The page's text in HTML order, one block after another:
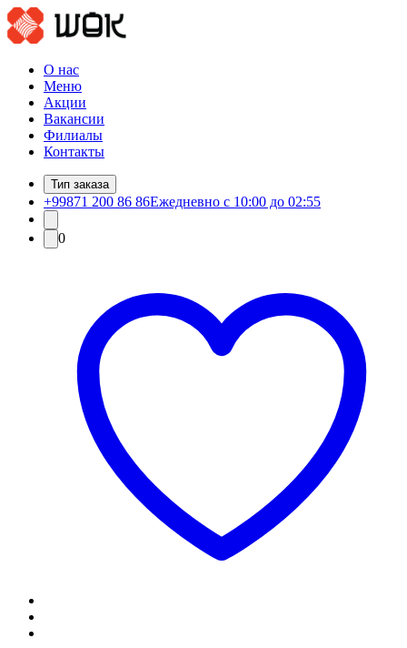
О нас
Меню
Акции
Вакансии
Филиалы
Контакты
Тип заказа
+99871 200 86 86Ежедневно с 10:00 до 02:55
0